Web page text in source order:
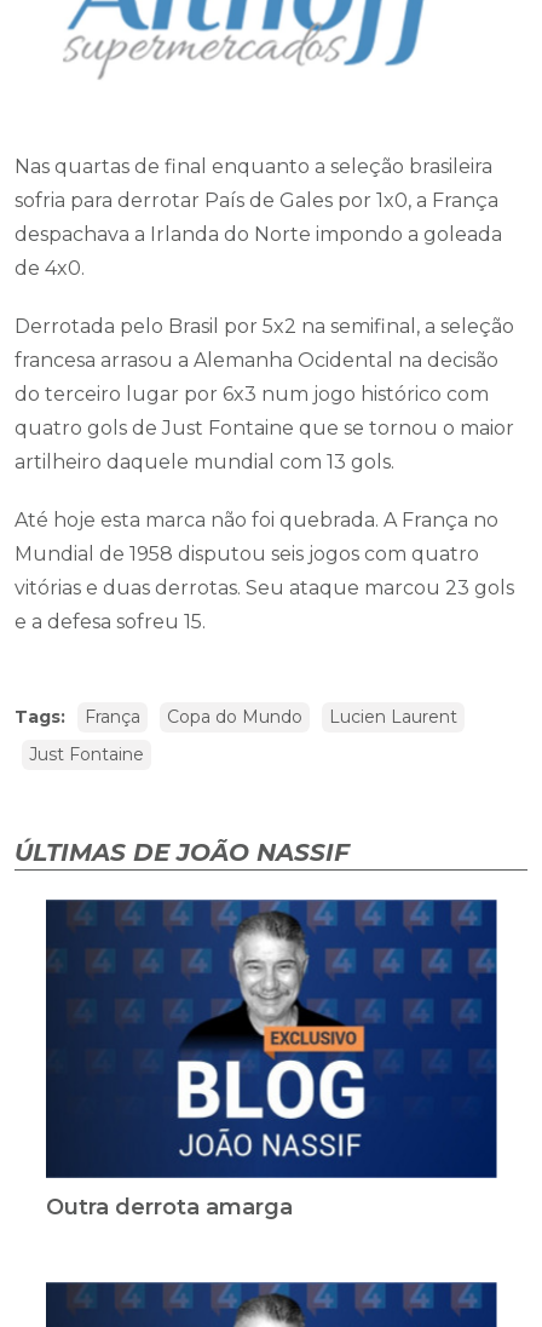
Nas quartas de final enquanto a seleção brasileira
sofria para derrotar País de Gales por 1x0, a França
despachava a Irlanda do Norte impondo a goleada
de 4x0.
Derrotada pelo Brasil por 5x2 na semifinal, a seleção
francesa arrasou a Alemanha Ocidental na decisão
do terceiro lugar por 6x3 num jogo histórico com
quatro gols de Just Fontaine que se tornou o maior
artilheiro daquele mundial com 13 gols.
Até hoje esta marca não foi quebrada. A França no
Mundial de 1958 disputou seis jogos com quatro
vitórias e duas derrotas. Seu ataque marcou 23 gols
e a defesa sofreu 15.
Tags: França Copa do Mundo
Lucien Laurent
Just Fontaine
ÚLTIMAS DE JOÃO NASSIF
Outra derrota amarga